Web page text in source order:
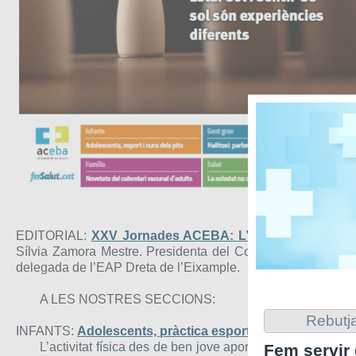
EDITORIAL: XXV Jornades ACEBA: L’Atenció
Sílvia Zamora Mestre. Presidenta del Comitè
delegada de l’EAP Dreta de l’Eixample.
A LES NOSTRES SECCIONS:
INFANTS: Adolescents, pràctica esportiva i cura dels
L’activitat física des de ben jove aporta gransFem servir